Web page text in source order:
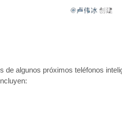
algunos próximos teléfonos